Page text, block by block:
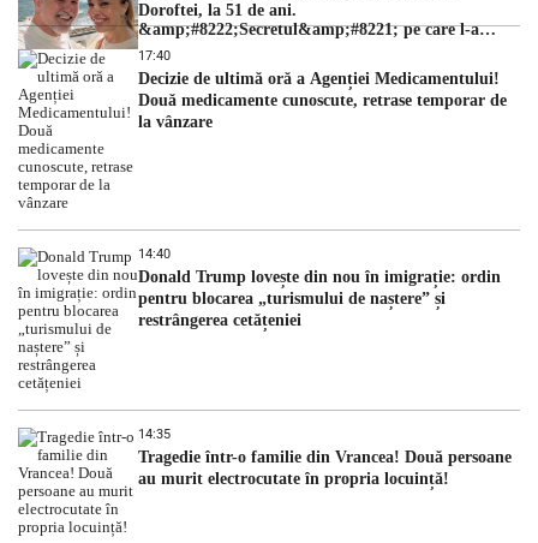
Doroftei, la 51 de ani.
&amp;#8222;Secretul&amp;#8221; pe care l-a
dezvăluit
17:40
Decizie de ultimă oră a Agenției Medicamentului!
Două medicamente cunoscute, retrase temporar de
la vânzare
14:40
Donald Trump lovește din nou în imigrație: ordin
pentru blocarea „turismului de naștere” și
restrângerea cetățeniei
14:35
Tragedie într-o familie din Vrancea! Două persoane
au murit electrocutate în propria locuință!